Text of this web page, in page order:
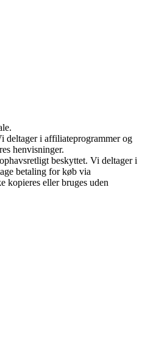
deltager i affiliateprogrammer og
henvisninger.
beskyttet. Vi deltager i
betaling for køb via
kopieres eller bruges uden